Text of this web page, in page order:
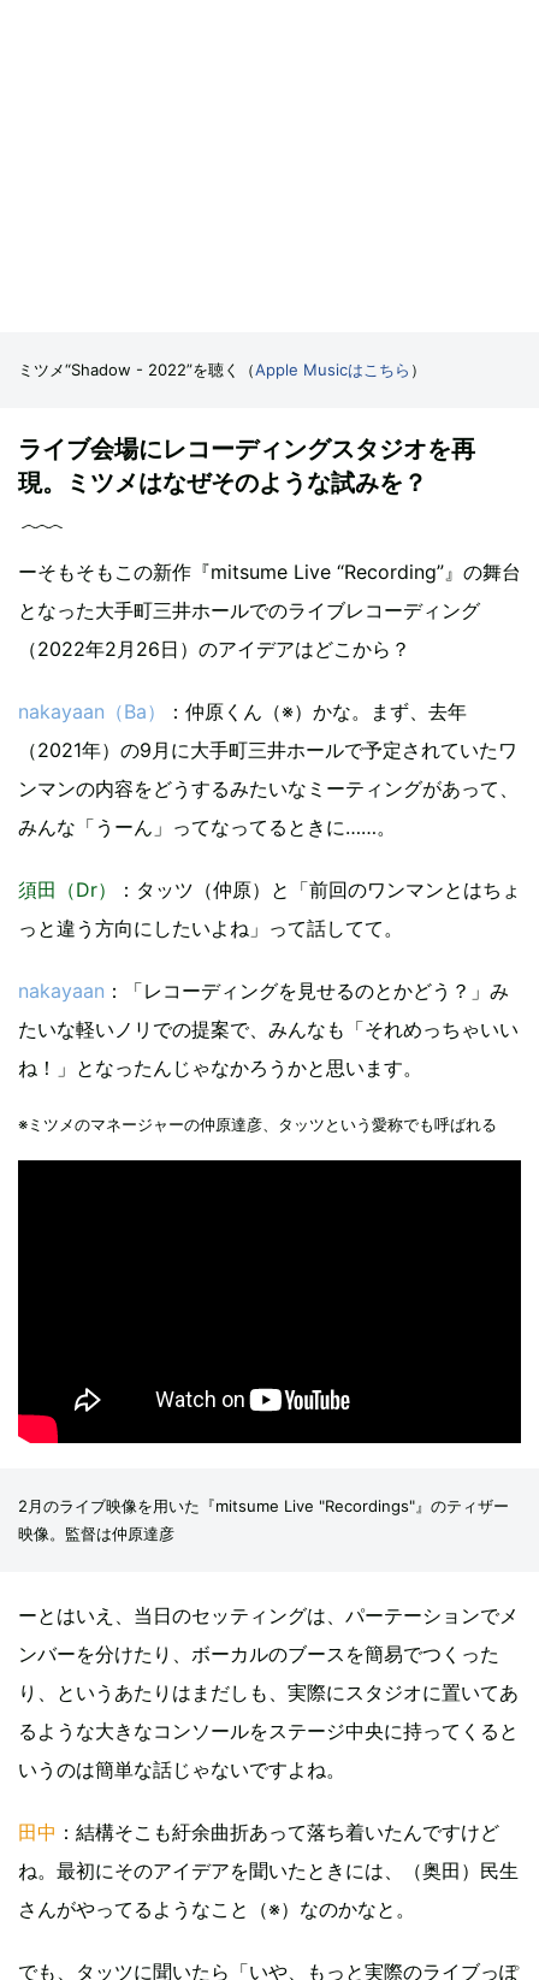
ミツメ“Shadow - 2022”を聴く（Apple Musicはこちら ）
ライブ会場にレコーディングスタジオを再
現。ミツメはなぜそのような試みを？
ーそもそもこの新作『mitsume Live “Recording”』の舞台
となった大手町三井ホールでのライブレコーディング
（2022年2月26日）のアイデアはどこから？
nakayaan（Ba）
：仲原くん（※）かな。まず、去年
（2021年）の9月に大手町三井ホールで予定されていたワ
ンマンの内容をどうするみたいなミーティングがあって、
みんな「うーん」ってなってるときに……。
須田（Dr）
：タッツ（仲原）と「前回のワンマンとはちょ
っと違う方向にしたいよね」って話してて。
nakayaan ：「レコーディングを見せるのとかどう？」み
たいな軽いノリでの提案で、みんなも「それめっちゃいい
ね！」となったんじゃなかろうかと思います。
※ミツメのマネージャーの仲原達彦、タッツという愛称でも呼ばれる
2月のライブ映像を用いた『mitsume Live "Recordings"』のティザー
映像。監督は仲原達彦
ーとはいえ、当日のセッティングは、パーテーションでメ
ンバーを分けたり、ボーカルのブースを簡易でつくった
り、というあたりはまだしも、実際にスタジオに置いてあ
るような大きなコンソールをステージ中央に持ってくると
いうのは簡単な話じゃないですよね。
田中 ：結構そこも紆余曲折あって落ち着いたんですけど
ね。最初にそのアイデアを聞いたときには、（奥田）民生
さんがやってるようなこと（※）なのかなと。
でも、タッツに聞いたら「いや、もっと実際のライブっぽ